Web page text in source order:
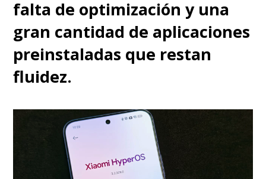
Pasemos a su arma letal
que es
la fotografía, el punto más
falta de optimización y una
gran cantidad de aplicaciones
preinstaladas que restan
fluidez.